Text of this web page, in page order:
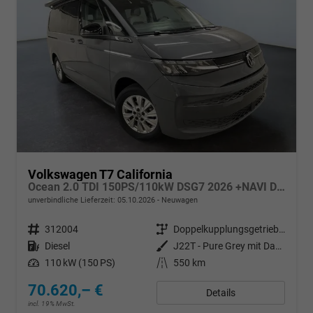
Volkswagen T7 California
Ocean 2.0 TDI 150PS/110kW DSG7 2026 +NAVI DISCOVER PRO+FRONTSCHEIBE BEHEIZBAR+TOP & PARK PAKET+18" ALU+AHK+TRAVEL ASSIST+EL- HEBEDACH, BASALT GRAU+CAMPINGAUSBAU
unverbindliche Lieferzeit: 05.10.2026 Neuwagen
Fahrzeugnr. 312004 Getriebe
Doppelkupplungsgetriebe (DSG)
Kraftstoff Diesel Außenfarbe
J22T - Pure Grey mit Dach in Schwarz
Leistung 110 kW (150 PS) Kilometerstand 550 km
70.620,– €
incl. 19% MwSt.
Details